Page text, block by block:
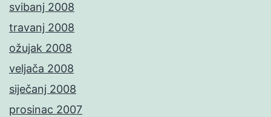
svibanj 2008
travanj 2008
ožujak 2008
veljača 2008
siječanj 2008
prosinac 2007